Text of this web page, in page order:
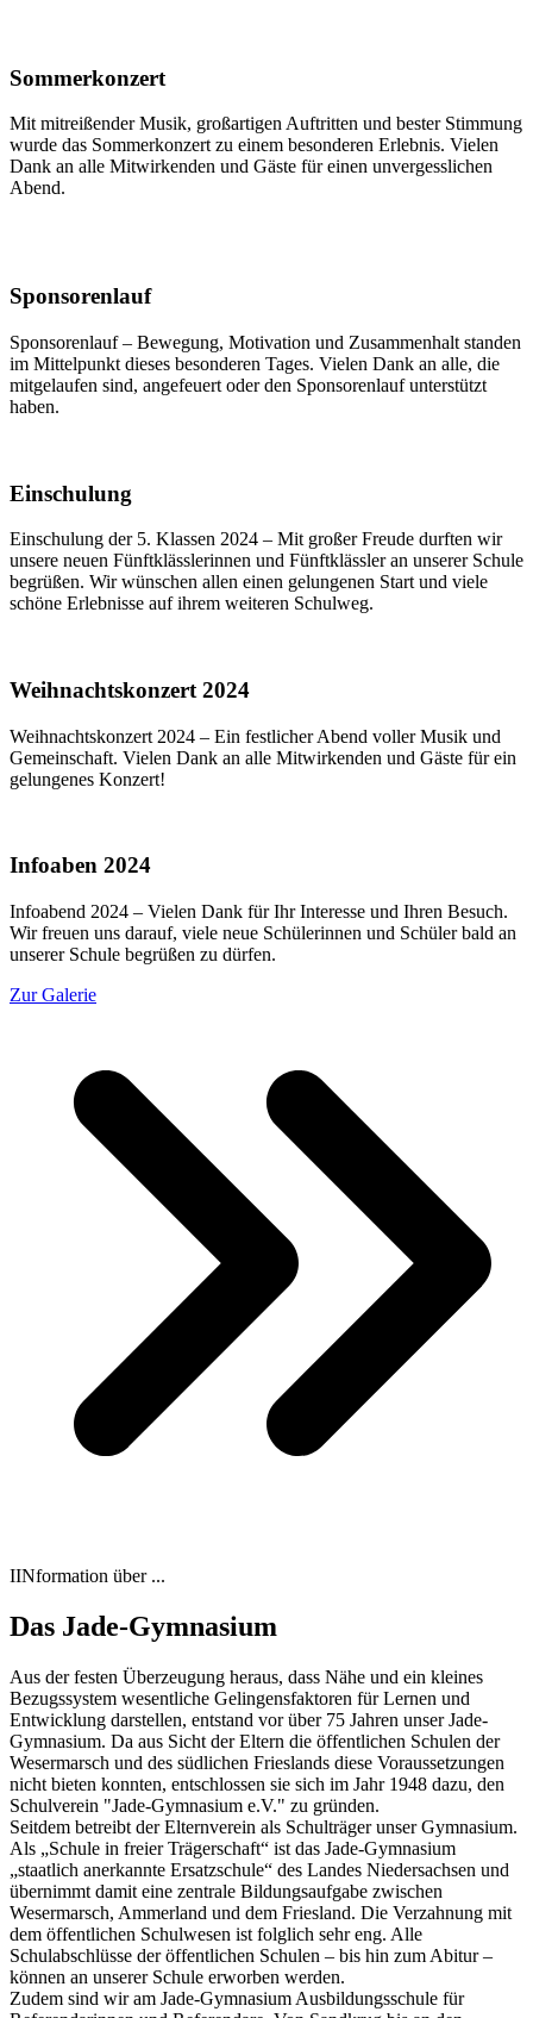
Sommerkonzert
Mit mitreißender Musik, großartigen Auftritten und bester Stimmung
wurde das Sommerkonzert zu einem besonderen Erlebnis. Vielen
Dank an alle Mitwirkenden und Gäste für einen unvergesslichen
Abend.
Sponsorenlauf
Sponsorenlauf – Bewegung, Motivation und Zusammenhalt standen
im Mittelpunkt dieses besonderen Tages. Vielen Dank an alle, die
mitgelaufen sind, angefeuert oder den Sponsorenlauf unterstützt
haben.
Einschulung
Einschulung der 5. Klassen 2024 – Mit großer Freude durften wir
unsere neuen Fünftklässlerinnen und Fünftklässler an unserer Schule
begrüßen. Wir wünschen allen einen gelungenen Start und viele
schöne Erlebnisse auf ihrem weiteren Schulweg.
Weihnachtskonzert 2024
Weihnachtskonzert 2024 – Ein festlicher Abend voller Musik und
Gemeinschaft. Vielen Dank an alle Mitwirkenden und Gäste für ein
gelungenes Konzert!
Infoaben 2024
Infoabend 2024 – Vielen Dank für Ihr Interesse und Ihren Besuch.
Wir freuen uns darauf, viele neue Schülerinnen und Schüler bald an
unserer Schule begrüßen zu dürfen.
Zur Galerie
IINformation über ...
Das Jade-Gymnasium
Aus der festen Überzeugung heraus, dass Nähe und ein kleines
Bezugssystem wesentliche Gelingensfaktoren für Lernen und
Entwicklung darstellen, entstand vor über 75 Jahren unser Jade-
Gymnasium. Da aus Sicht der Eltern die öffentlichen Schulen der
Wesermarsch und des südlichen Frieslands diese Voraussetzungen
nicht bieten konnten, entschlossen sie sich im Jahr 1948 dazu, den
Schulverein "Jade-Gymnasium e.V." zu gründen.
Seitdem betreibt der Elternverein als Schulträger unser Gymnasium.
Als „Schule in freier Trägerschaft“ ist das Jade-Gymnasium
„staatlich anerkannte Ersatzschule“ des Landes Niedersachsen und
übernimmt damit eine zentrale Bildungsaufgabe zwischen
Wesermarsch, Ammerland und dem Friesland. Die Verzahnung mit
dem öffentlichen Schulwesen ist folglich sehr eng. Alle
Schulabschlüsse der öffentlichen Schulen – bis hin zum Abitur –
können an unserer Schule erworben werden.
Zudem sind wir am Jade-Gymnasium Ausbildungsschule für